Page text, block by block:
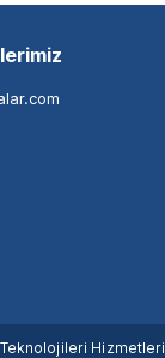
Teknolojileri